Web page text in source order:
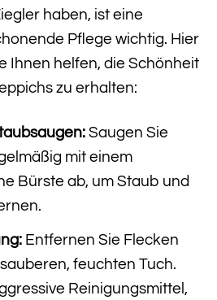
haben, ist eine
Pflege wichtig. Hier
Ihnen helfen, die Schönheit
zu erhalten:
Saugen Sie
mit einem
Bürste ab, um Staub und
Entfernen Sie Flecken
feuchten Tuch.
Reinigungsmittel,